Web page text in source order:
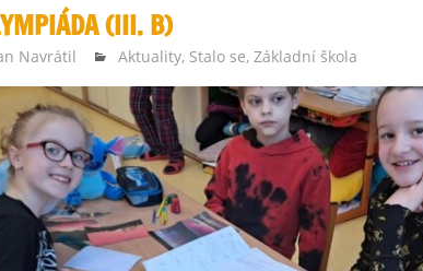
(III. B)
Navrátil Aktuality, Stalo se, Základní škola